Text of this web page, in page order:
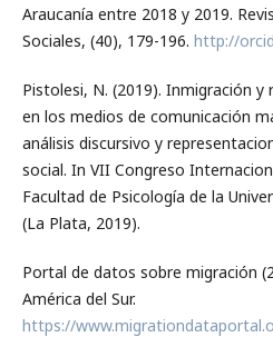
Araucanía entre 2018 y 2019.
Sociales, (40), 179-196. http://
Pistolesi, N. (2019). Inmigración y
en los medios de comunicación
análisis discursivo y
social. In VII Congreso
Facultad de Psicología de la
(La Plata, 2019).
Portal de datos sobre migración
América del Sur.
https://